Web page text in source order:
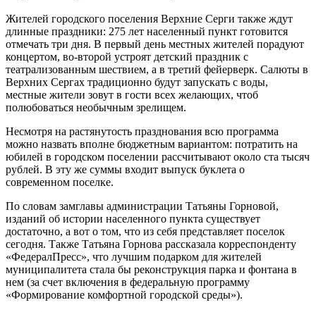
Жителей городского поселения Верхние Серги также ждут
длинные праздники: 275 лет населенный пункт готовится
отмечать три дня. В первый день местных жителей порадуют
концертом, во-второй устроят детский праздник с
театрализованным шествием, а в третий фейерверк. Салюты в
Верхних Сергах традиционно будут запускать с воды,
местные жители зовут в гости всех желающих, чтоб
полюбоваться необычным зрелищем.
Несмотря на растянутость празднования всю программа
можно назвать вполне бюджетным вариантом: потратить на
юбилей в городском поселении рассчитывают около ста тысяч
рублей. В эту же суммы входит выпуск буклета о
современном поселке.
По словам замглавы администрации Татьяны Горновой,
изданий об истории населенного пункта существует
достаточно, а вот о том, что из себя представляет поселок
сегодня. Также Татьяна Горнова рассказала корреспонденту
«ФедералПресс», что лучшим подарком для жителей
муниципалитета стала бы реконструкция парка и фонтана в
нем (за счет включения в федеральную программу
«Формирование комфортной городской среды»).